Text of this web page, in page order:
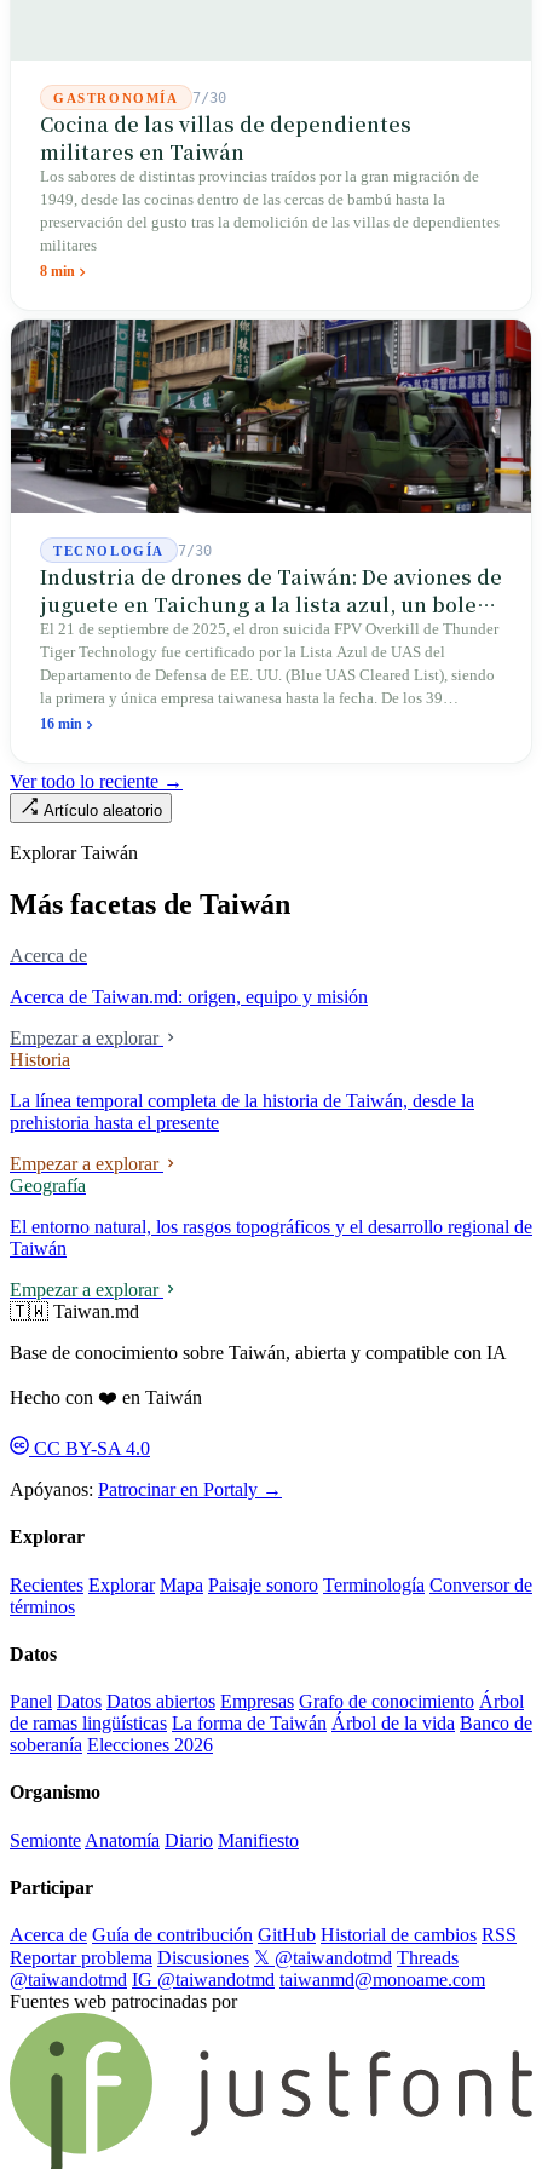
GASTRONOMÍA 7/30
Cocina de las villas de dependientes
militares en Taiwán
Los sabores de distintas provincias traídos por la gran migración de
1949, desde las cocinas dentro de las cercas de bambú hasta la
preservación del gusto tras la demolición de las villas de dependientes
militares
8 min
TECNOLOGÍA 7/30
Industria de drones de Taiwán: De aviones de
juguete en Taichung a la lista azul, un boleto
de entrada para Thunder Tiger
El 21 de septiembre de 2025, el dron suicida FPV Overkill de Thunder
Tiger Technology fue certificado por la Lista Azul de UAS del
Departamento de Defensa de EE. UU. (Blue UAS Cleared List), siendo
la primera y única empresa taiwanesa hasta la fecha. De los 39
plataformas completas y 165 componentes de la lista, Taiwán solo
Act" para establecer un canal rápido para fabricantes taiwaneses; la
propia existencia del proyecto revela una realidad: Taiwán avanza
umbrales. Una empresa que lleva cuarenta y seis años fabricando
segunda fábrica en Ohio.
16 min
Ver todo lo reciente →
Artículo aleatorio
Explorar Taiwán
Más facetas de Taiwán
Acerca de
Acerca de Taiwan.md: origen, equipo y misión
Empezar a explorar
Historia
La línea temporal completa de la historia de Taiwán, desde la
prehistoria hasta el presente
Empezar a explorar
Geografía
El entorno natural, los rasgos topográficos y el desarrollo regional de
Taiwán
Empezar a explorar
🇹🇼 Taiwan.md
Base de conocimiento sobre Taiwán, abierta y compatible con IA
Hecho con ❤️ en Taiwán
CC BY-SA 4.0
Apóyanos: Patrocinar en Portaly →
Explorar
Recientes Explorar Mapa Paisaje sonoro Terminología Conversor de
términos
Datos
Panel Datos Datos abiertos Empresas Grafo de conocimiento Árbol
de ramas lingüísticas La forma de Taiwán Árbol de la vida Banco de
soberanía Elecciones 2026
Organismo
Semionte Anatomía Diario Manifiesto
Participar
Acerca de Guía de contribución GitHub Historial de cambios RSS
Reportar problema Discusiones 𝕏 @taiwandotmd Threads
@taiwandotmd IG @taiwandotmd taiwanmd@monoame.com
Fuentes web patrocinadas por